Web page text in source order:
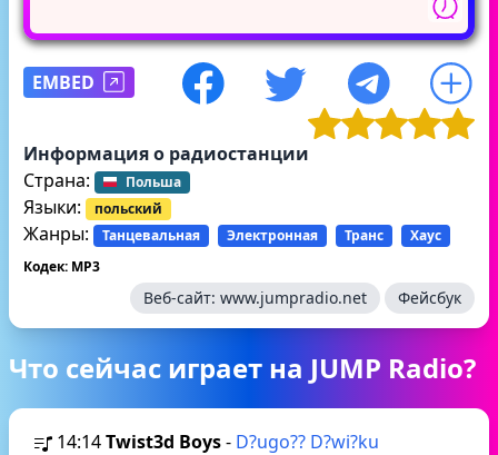
EMBED
Информация о радиостанции
Страна:
Польша
Языки: польский
Жанры: Танцевальная Электронная Транс
Хаус
Кодек: MP3
Веб-сайт: www.jumpradio.net Фейсбук
Что сейчас играет на JUMP Radio?
14:14Twist3d Boys- D?ugo?? D?wi?ku